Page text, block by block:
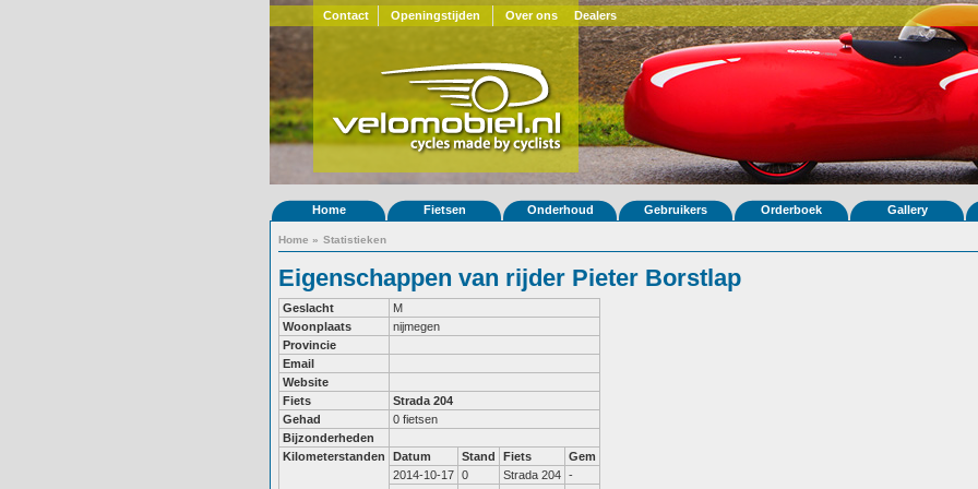
Contact Openingstijden Over ons Dealers
Home Fietsen Onderhoud Gebruikers Orderboek Gallery
Home » Statistieken
Eigenschappen van rijder Pieter Borstlap
Geslacht
M
Woonplaats
nijmegen
Provincie
Email
Website
Fiets
Strada 204
Gehad
0 fietsen
Bijzonderheden
Kilometerstanden
Datum Stand Fiets
Gem
2014-10-17 0 Strada 204 -